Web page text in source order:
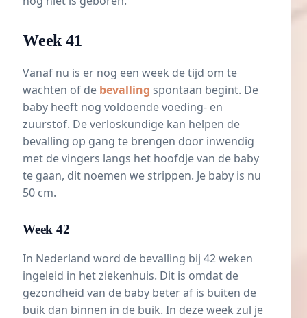
Week 41
Vanaf nu is er nog een week de tijd om te
wachten of de bevalling spontaan begint. De
baby heeft nog voldoende voeding- en
zuurstof. De verloskundige kan helpen de
bevalling op gang te brengen door inwendig
met de vingers langs het hoofdje van de baby
te gaan, dit noemen we strippen. Je baby is nu
50 cm.
Week 42
In Nederland word de bevalling bij 42 weken
ingeleid in het ziekenhuis. Dit is omdat de
gezondheid van de baby beter af is buiten de
buik dan binnen in de buik. In deze week zul je